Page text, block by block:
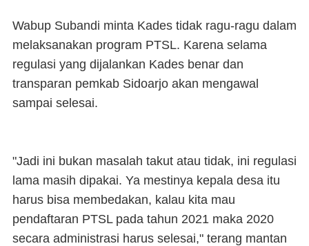
Wabup Subandi minta Kades tidak ragu-ragu dalam
melaksanakan program PTSL. Karena selama
regulasi yang dijalankan Kades benar dan
transparan pemkab Sidoarjo akan mengawal
sampai selesai.
"Jadi ini bukan masalah takut atau tidak, ini regulasi
lama masih dipakai. Ya mestinya kepala desa itu
harus bisa membedakan, kalau kita mau
pendaftaran PTSL pada tahun 2021 maka 2020
secara administrasi harus selesai," terang mantan